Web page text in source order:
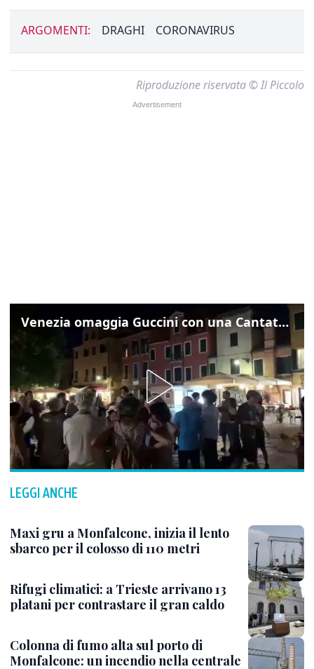
ARGOMENTI: DRAGHI CORONAVIRUS
Riproduzione riservata © Il Piccolo
Venezia omaggia Guccini con una Cantata Anarchica in campo Santa Margherita
LEGGI ANCHE
Maxi gru a Monfalcone, inizia il lento
sbarco per il colosso di 110 metri
Rifugi climatici: a Trieste arrivano 13
platani per contrastare il gran caldo
Colonna di fumo alta sul porto di
Monfalcone: un incendio nella centrale